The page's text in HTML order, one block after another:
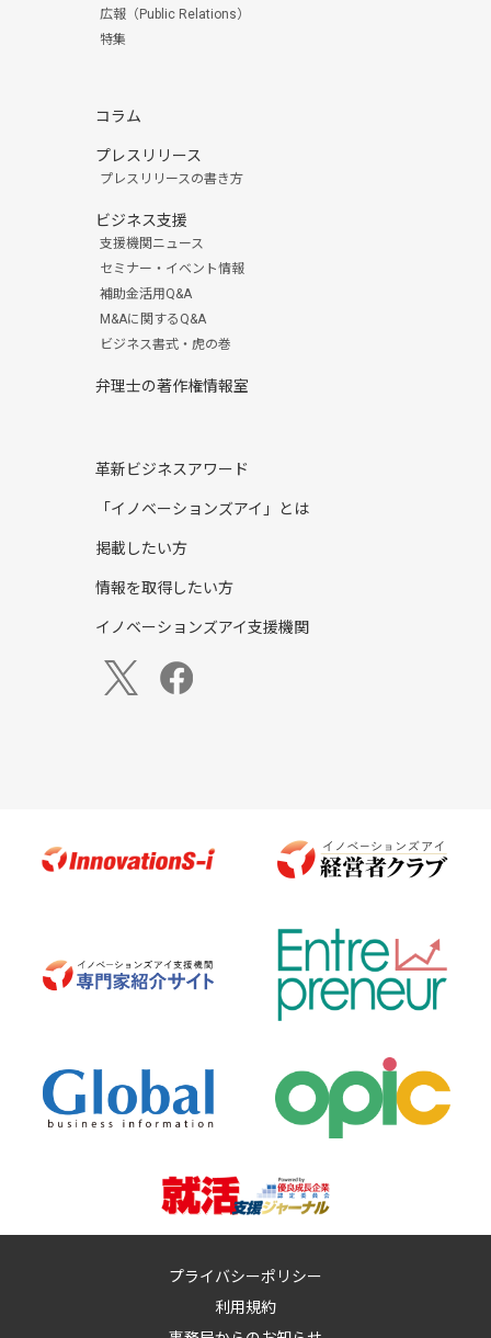
広報（Public Relations）
特集
コラム
プレスリリース
プレスリリースの書き方
ビジネス支援
支援機関ニュース
セミナー・イベント情報
補助金活用Q&A
M&Aに関するQ&A
ビジネス書式・虎の巻
弁理士の著作権情報室
革新ビジネスアワード
「イノベーションズアイ」とは
掲載したい方
情報を取得したい方
イノベーションズアイ支援機関
プライバシーポリシー
利用規約